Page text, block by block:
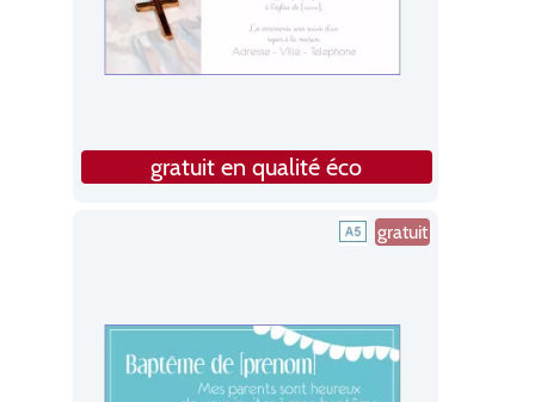
gratuit en qualité éco
gratuit